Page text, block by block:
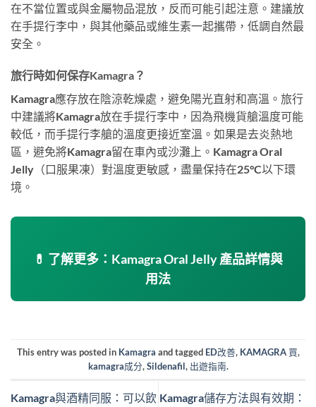
在不當位置或與金屬物品混放，反而可能引起注意。建議放
在手提行李中，與其他藥品或維生素一起攜帶，低調自然最
安全。
旅行時如何保存Kamagra？
Kamagra應存放在陰涼乾燥處，避免陽光直射和高溫。旅行
中建議將Kamagra放在手提行李中，因為飛機貨艙溫度可能
較低，而手提行李艙的溫度更接近室溫。如果是去炎熱地
區，避免將Kamagra留在車內或沙灘上。Kamagra Oral
Jelly（口服果凍）對溫度更敏感，盡量保持在25°C以下環
境。
💊 了解更多：Kamagra Oral Jelly 產品詳情與
用法
This entry was posted in Kamagra and tagged ED改善, KAMAGRA 買,
kamagra成分,Sildenafil, 出遊指南.
Kamagra與酒精同服：可以飲 Kamagra儲存方法與有效期：